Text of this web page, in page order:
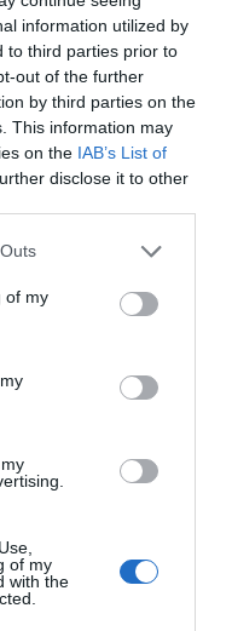
information utilized by
to third parties prior to
out of the further
by third parties on the
This information may
on the IAB’s List of
disclose it to other
of my
of my
with the